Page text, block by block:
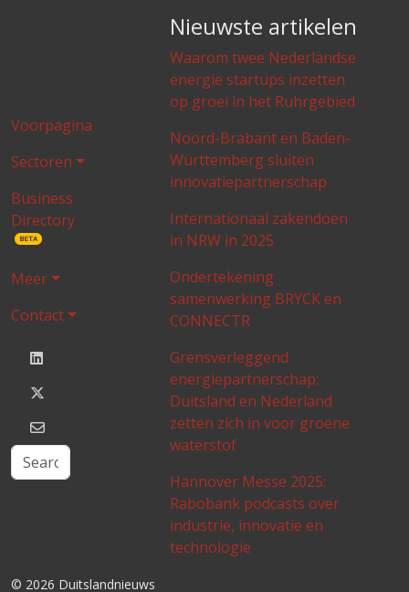
Voorpagina
Sectoren
Business
Directory
BETA
Meer
Contact
Nieuwste artikelen
Waarom twee Nederlandse
energie startups inzetten
op groei in het Ruhrgebied
Noord-Brabant en Baden-
Württemberg sluiten
innovatiepartnerschap
Internationaal zakendoen
in NRW in 2025
Ondertekening
samenwerking BRYCK en
CONNECTR
Grensverleggend
energiepartnerschap:
Duitsland en Nederland
zetten zich in voor groene
waterstof
Hannover Messe 2025:
Rabobank podcasts over
industrie, innovatie en
technologie
© 2026 Duitslandnieuws